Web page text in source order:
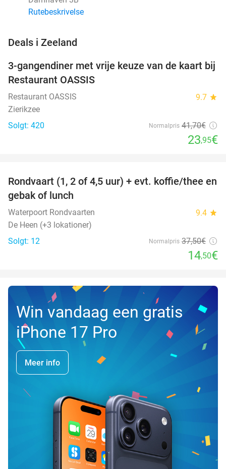
Rutebeskrivelse
Deals i Zeeland
43%
3-gangendiner met vrije keuze van de kaart bij
Restaurant OASSIS
Restaurant OASSIS 9.7 star
Zierikzee
Solgt: 420
Normalpris 41,70€
23,95€
61%
DAG
Rondvaart (1, 2 of 4,5 uur) + evt. koffie/thee en
gebak of lunch
Waterpoort Rondvaarten 9.4 star
De Heen (+3 lokationer)
Solgt: 12
Normalpris 37,50€
14,50€
Win vandaag een gratis
iPhone 17 Pro
Meer info